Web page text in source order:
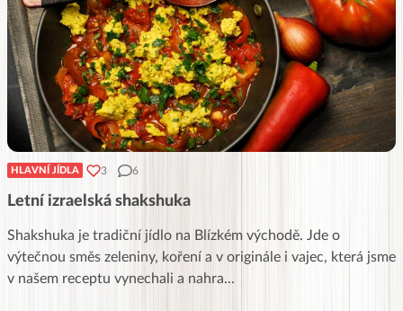
HLAVNÍ JÍDLA 3 6
Letní izraelská shakshuka
Shakshuka je tradiční jídlo na Blízkém východě. Jde o
výtečnou směs zeleniny, koření a v originále i vajec, která jsme
v našem receptu vynechali a nahra...